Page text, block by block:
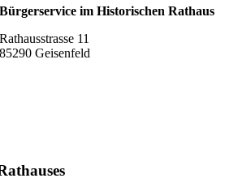
Bürgerservice im Historischen Rathaus
Rathausstrasse 11
85290 Geisenfeld